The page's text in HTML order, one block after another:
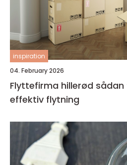
inspiration
04. February 2026
Flyttefirma hillerød sådan får du en tryg og
effektiv flytning